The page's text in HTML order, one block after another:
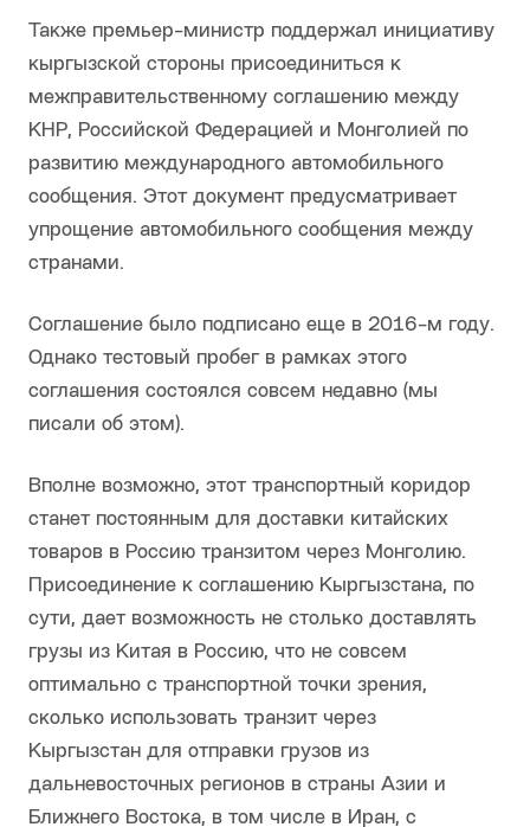
Также премьер-министр поддержал инициативу
кыргызской стороны присоединиться к
межправительственному соглашению между
КНР, Российской Федерацией и Монголией по
развитию международного автомобильного
сообщения. Этот документ предусматривает
упрощение автомобильного сообщения между
странами.
Соглашение было подписано еще в 2016-м году.
Однако тестовый пробег в рамках этого
соглашения состоялся совсем недавно (мы
писали об этом).
Вполне возможно, этот транспортный коридор
станет постоянным для доставки китайских
товаров в Россию транзитом через Монголию.
Присоединение к соглашению Кыргызстана, по
сути, дает возможность не столько доставлять
грузы из Китая в Россию, что не совсем
оптимально с транспортной точки зрения,
сколько использовать транзит через
Кыргызстан для отправки грузов из
дальневосточных регионов в страны Азии и
Ближнего Востока, в том числе в Иран, с